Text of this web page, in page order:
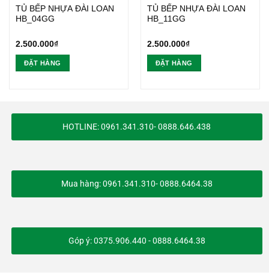
TỦ BẾP NHỰA ĐÀI LOAN
HB_04GG
2.500.000₫
ĐẶT HÀNG
TỦ BẾP NHỰA ĐÀI LOAN
HB_11GG
2.500.000₫
ĐẶT HÀNG
HOTLINE: 0961.341.310- 0888.646.438
Mua hàng: 0961.341.310- 0888.6464.38
Góp ý: 0375.906.440 - 0888.6464.38